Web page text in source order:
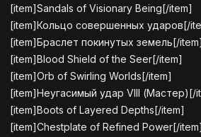
[item]Sandals of Visionary Being[/item]
[item]Кольцо совершенных ударов[/
[item]Браслет покинутых земель[/item]
[item]Blood Shield of the Seer[/item]
[item]Orb of Swirling Worlds[/item]
[item]Неугасимый удар VIII (Мастер)[/
[item]Boots of Layered Depths[/item]
[item]Chestplate of Refined Power[/item]